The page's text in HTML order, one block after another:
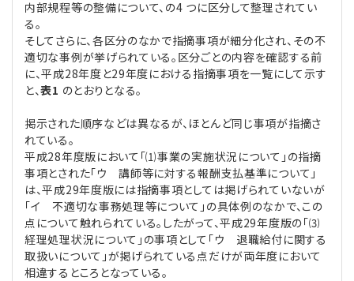
内部規程等の整備について、の4 つに区分して整理されてい
る。
そしてさらに、各区分のなかで指摘事項が細分化され、その不
適切な事例が挙げられている。区分ごとの内容を確認する前
に、平成28年度と29年度における指摘事項を一覧にして示す
と、表1 のとおりとなる。
掲示された順序などは異なるが、ほとんど同じ事項が指摘さ
れている。
平成28年度版において「⑴事業の実施状況について」の指摘
事項とされた「ウ 講師等に対する報酬支払基準について」
は、平成29年度版には指摘事項としては掲げられていないが
「イ 不適切な事務処理等について」の具体例のなかで、この
点について触れられている。したがって、平成29年度版の「⑶
経理処理状況について」の事項として「ウ 退職給付に関する
取扱いについて」が掲げられている点だけが両年度において
相違するところとなっている。